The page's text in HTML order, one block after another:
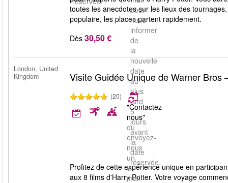
pour
nous
informer
de
la
nouvelle
date
au
plus
tard
5
jours
avant
la
date
réservée.
toutes les anecdotes sur les lieux des
populaire, les places partent rapidement.
Dès 30,50 €
London, United
Kingdom
Visite Guidée Unique de Warner Bros
(20)
"Contactez
nous"
ou
envoyez-
nous
un
e-
mail
Profitez de cette expérience unique en
aux 8 films d'Harry Potter. Votre voyage